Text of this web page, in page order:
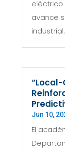
eléctrico
avance
Jun 10,
El